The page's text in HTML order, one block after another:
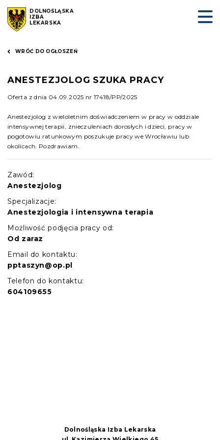
DOLNOŚLĄSKA
IZBA
LEKARSKA
WRÓĆ DO OGŁOSZEŃ
ANESTEZJOLOG SZUKA PRACY
Oferta z dnia 04.09.2025 nr 17418/PP/2025
Anestezjolog z wieloletnim doświadczeniem w pracy w oddziale
intensywnej terapii, znieczuleniach dorosłych i dzieci, pracy w
pogotowiu ratunkowym poszukuje pracy we Wrocławiu lub
okolicach. Pozdrawiam.
Zawód:
Anestezjolog
Specjalizacje:
Anestezjologia i intensywna terapia
Możliwość podjęcia pracy od:
Od zaraz
Email do kontaktu:
pptaszyn@op.pl
Telefon do kontaktu:
604109655
Dolnośląska Izba Lekarska